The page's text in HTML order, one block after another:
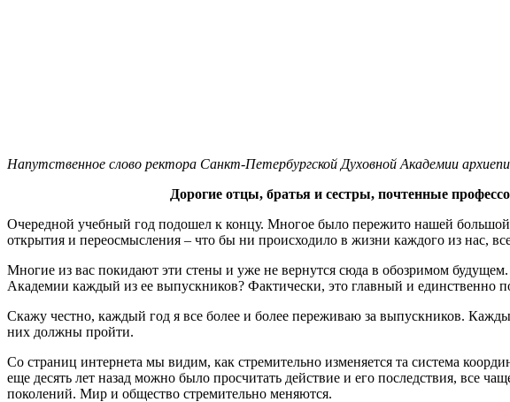
Напутственное слово ректора Санкт-Петербургской Духовной Академии
Дорогие отцы, братья и сестры, почтенные
Очередной учебный год подошел к концу. Многое было пережито нашей
открытия и переосмысления – что бы ни происходило в жизни каждого из нас,
Многие из вас покидают эти стены и уже не вернутся сюда в обозримом
Академии каждый из ее выпускников? Фактически, это главный и единственно
Скажу честно, каждый год я все более и более переживаю за выпускников.
них должны пройти.
Со страниц интернета мы видим, как стремительно изменяется та система
еще десять лет назад можно было просчитать действие и его последствия, все
поколений. Мир и общество стремительно меняются.